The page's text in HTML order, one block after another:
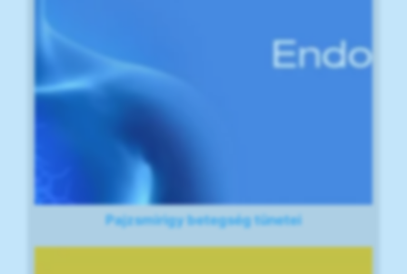
Pajzsmirigy betegség tünetei